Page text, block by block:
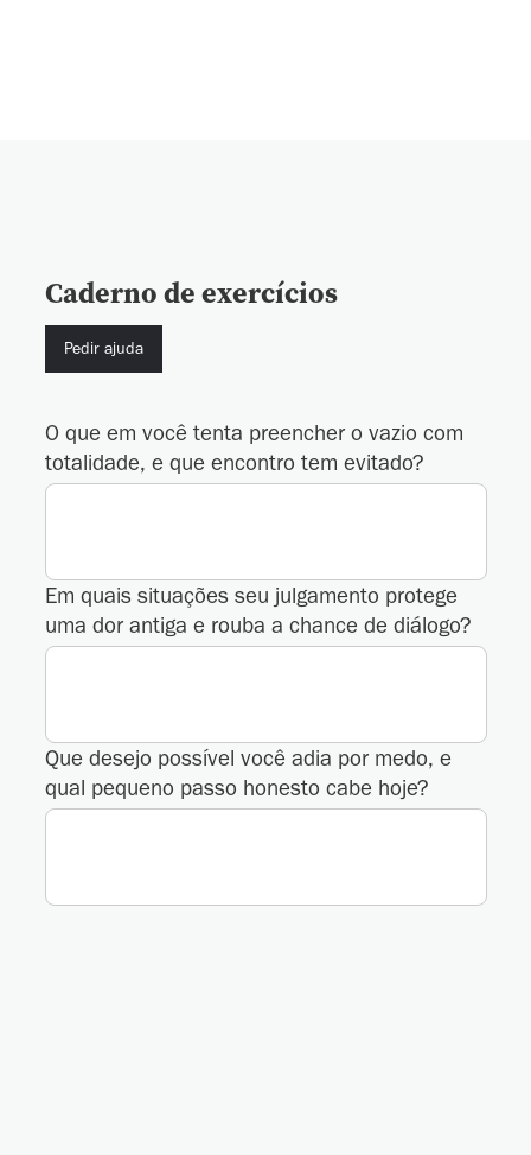
Caderno de exercícios
Pedir ajuda
O que em você tenta preencher o vazio com
totalidade, e que encontro tem evitado?
Em quais situações seu julgamento protege
uma dor antiga e rouba a chance de diálogo?
Que desejo possível você adia por medo, e
qual pequeno passo honesto cabe hoje?